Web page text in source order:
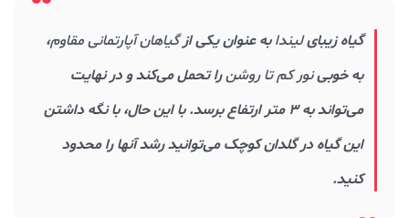
گیاه زیبایلیندابه عنوان یکی ازگیاهان آپارتمانی مقاوم،
به خوبینور کم تا روشنرا تحمل می‌کند و در نهایت
می‌تواند به ۳ متر ارتفاع برسد. با این حال، با نگه داشتن
این گیاه در گلدان کوچک می‌توانید رشد آنها را محدود
کنید.